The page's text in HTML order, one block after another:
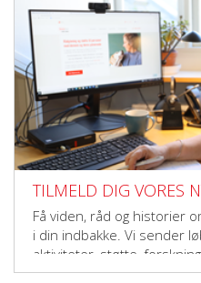
TILMELD DIG VORES
Få viden, råd og historier
i din indbakke. Vi sender
aktiviteter, støtte,
der vil gøre en forskel.